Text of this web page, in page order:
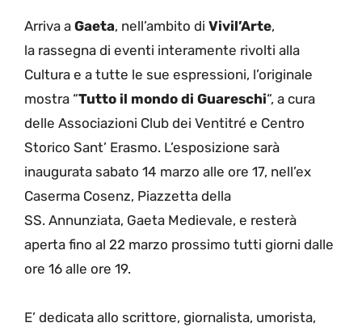
Arriva a Gaeta, nell’ambito di Vivil’Arte,
la rassegna di eventi interamente rivolti alla
Cultura e a tutte le sue espressioni, l’originale
mostra “Tutto il mondo di Guareschi“, a cura
delle Associazioni Club dei Ventitré e Centro
Storico Sant’ Erasmo. L’esposizione sarà
inaugurata sabato 14 marzo alle ore 17, nell’ex
Caserma Cosenz, Piazzetta della
SS. Annunziata, Gaeta Medievale, e resterà
aperta fino al 22 marzo prossimo tutti giorni dalle
ore 16 alle ore 19.
E’ dedicata allo scrittore, giornalista, umorista,